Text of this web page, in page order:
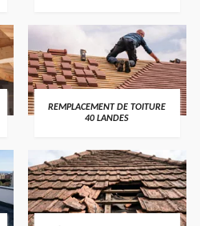
REMPLACEMENT DE TOITURE
40 LANDES